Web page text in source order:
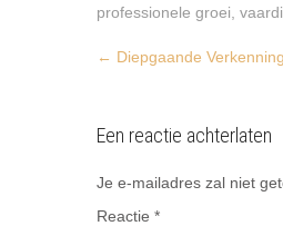
professionele groei
Post
← Diepgaande
Een reactie achterlaten
Je e-mailadres zal niet
Reactie *